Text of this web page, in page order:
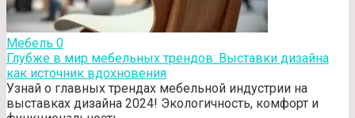
Мебель 0
Глубже в мир мебельных трендов: Выставки дизайна
как источник вдохновения
Узнай о главных трендах мебельной индустрии на
выставках дизайна 2024! Экологичность, комфорт и